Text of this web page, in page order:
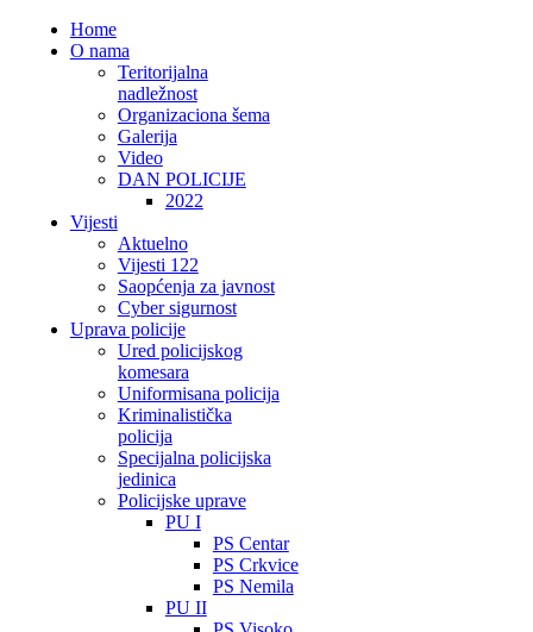
Home
O nama
Teritorijalna
nadležnost
Organizaciona šema
Galerija
Video
DAN POLICIJE
2022
Vijesti
Aktuelno
Vijesti 122
Saopćenja za javnost
Cyber sigurnost
Uprava policije
Ured policijskog
komesara
Uniformisana policija
Kriminalistička
policija
Specijalna policijska
jedinica
Policijske uprave
PU I
PS Centar
PS Crkvice
PS Nemila
PU II